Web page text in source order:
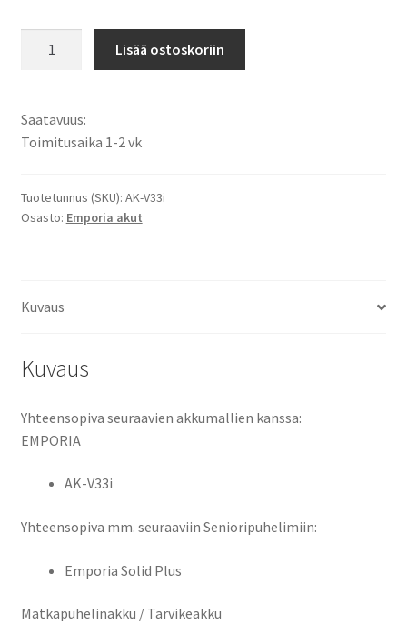
Li-
Ion
1250mAh
4,6Wh
määrä
Lisää ostoskoriin
Saatavuus:
Toimitusaika 1-2 vk
Tuotetunnus (SKU): AK-V33i
Osasto: Emporia akut
Kuvaus
Kuvaus
Yhteensopiva seuraavien akkumallien kanssa:
EMPORIA
AK-V33i
Yhteensopiva mm. seuraaviin Senioripuhelimiin:
Emporia Solid Plus
Matkapuhelinakku / Tarvikeakku